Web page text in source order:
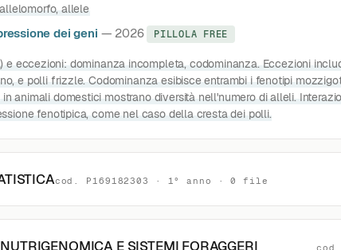
allele
dei geni — 2026 PILLOLA FREE
e eccezioni: dominanza incompleta, codominanza. Eccezioni
e polli frizzle. Codominanza esibisce entrambi i fenotipi
animali domestici mostrano diversità nell'numero di alleli.
fenotipica, come nel caso della cresta dei polli.
cod. P169182303 · 1° anno · 0 file
E SISTEMI FORAGGERI